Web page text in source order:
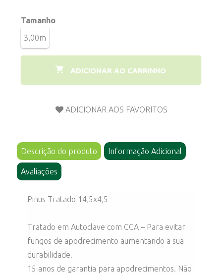
Tamanho
3,00m
ADICIONAR AO CARRINHO
Descrição do produto Informação Adicional
Avaliações
Pinus Tratado 14,5x4,5
Tratado em Autoclave com CCA – Para evitar
fungos de apodrecimento aumentando a sua
durabilidade.
15 anos de garantia para apodrecimentos. Não